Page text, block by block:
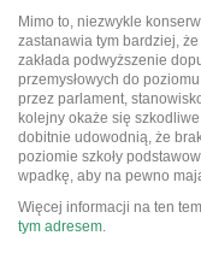
Mimo to, niezwykle
zastanawia tym bardziej, że
zakłada podwyższenie
przemysłowych do
przez parlament,
kolejny okaże się
dobitnie udowodnią, że
poziomie szkoły
wpadkę, aby na pewno
Więcej informacji na ten
tym adresem.